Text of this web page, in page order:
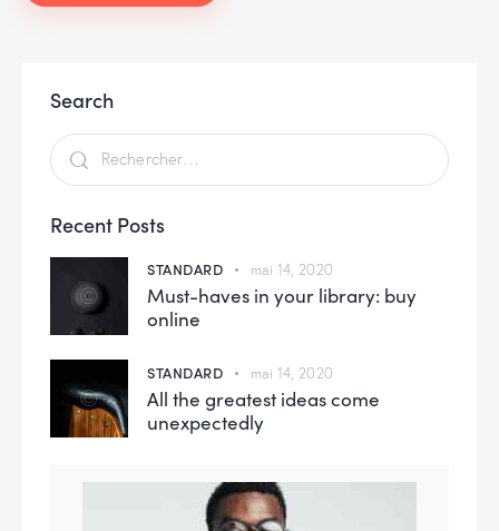
Search
Recent Posts
STANDARD mai 14, 2020
Must-haves in your library: buy
online
STANDARD mai 14, 2020
All the greatest ideas come
unexpectedly